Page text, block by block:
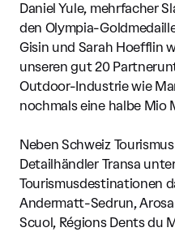
Daniel Yule, mehrfacher
den Olympia-
Gisin und Sarah Hoefflin
unseren gut 20
Outdoor-Industrie wie
nochmals eine halbe Mio
Neben Schweiz
Detailhändler Transa
Tourismusdestinationen
Andermatt-Sedrun,
Scuol, Régions Dents du